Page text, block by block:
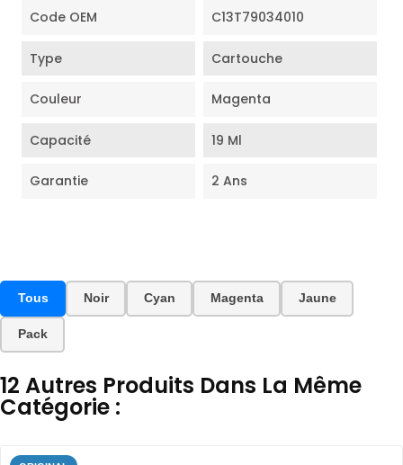
Code OEM C13T79034010
Type Cartouche
Couleur Magenta
Capacité 19 Ml
Garantie 2 Ans
Tous Noir Cyan Magenta Jaune
Pack
12 Autres Produits Dans La Même
Catégorie :